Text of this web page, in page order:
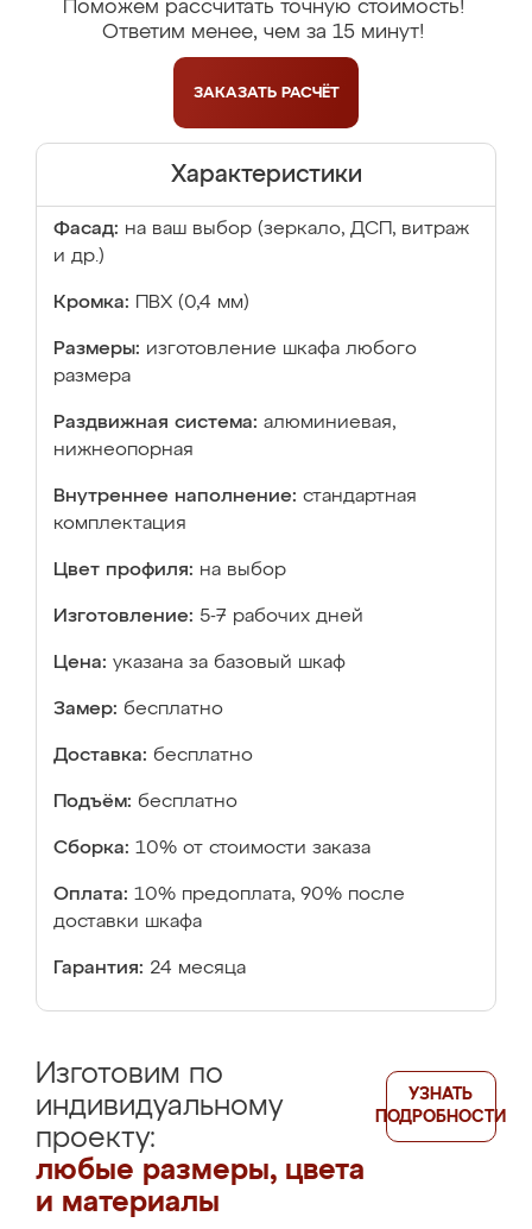
Поможем рассчитать точную стоимость!
Ответим менее, чем за 15 минут!
ЗАКАЗАТЬ РАСЧЁТ
Характеристики
Фасад: на ваш выбор (зеркало, ДСП, витраж
и др.)
Кромка: ПВХ (0,4 мм)
Размеры: изготовление шкафа любого
размера
Раздвижная система: алюминиевая,
нижнеопорная
Внутреннее наполнение: стандартная
комплектация
Цвет профиля: на выбор
Изготовление: 5-7 рабочих дней
Цена: указана за базовый шкаф
Замер: бесплатно
Доставка: бесплатно
Подъём: бесплатно
Сборка: 10% от стоимости заказа
Оплата: 10% предоплата, 90% после
доставки шкафа
Гарантия: 24 месяца
Изготовим по
индивидуальному
проекту:
любые размеры, цвета
и материалы
УЗНАТЬ
ПОДРОБНОСТИ